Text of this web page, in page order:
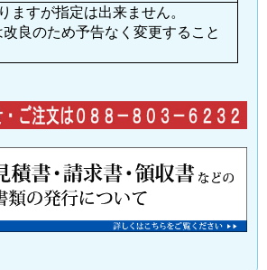
ますが指定は出来ません。
良のため予告なく変更すること